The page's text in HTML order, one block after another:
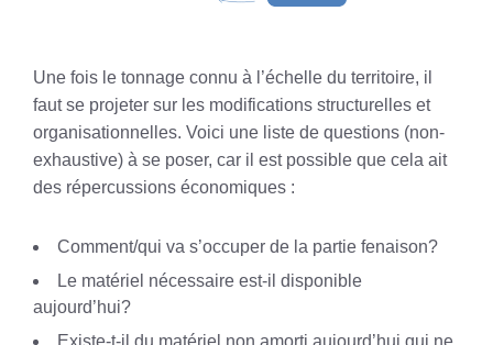
Une fois le tonnage connu à l’échelle du territoire, il
faut se projeter sur les modifications structurelles et
organisationnelles. Voici une liste de questions (non-
exhaustive) à se poser, car il est possible que cela ait
des répercussions économiques :
Comment/qui va s’occuper de la partie fenaison?
Le matériel nécessaire est-il disponible
aujourd’hui?
Existe-t-il du matériel non amorti aujourd’hui qui ne